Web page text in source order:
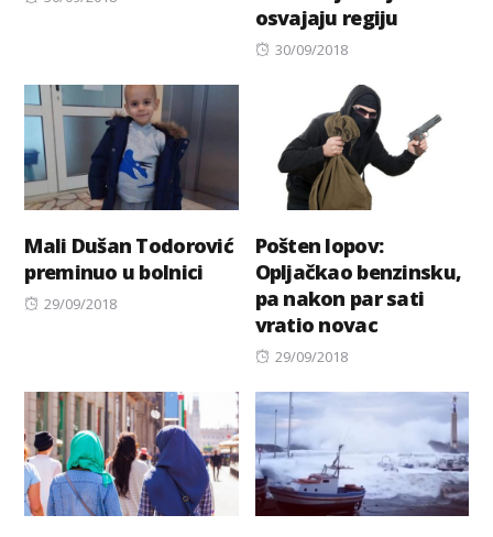
osvajaju regiju
Posted
30/09/2018
Mali Dušan Todorović
preminuo u bolnici
Posted
29/09/2018
Pošten lopov:
Opljačkao benzinsku,
pa nakon par sati
vratio novac
Posted
29/09/2018